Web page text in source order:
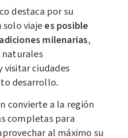
destaca por su
solo viajees posible
milenarias,
naturales
visitar ciudades
desarrollo.
convierte a la región
completas para
al máximo su